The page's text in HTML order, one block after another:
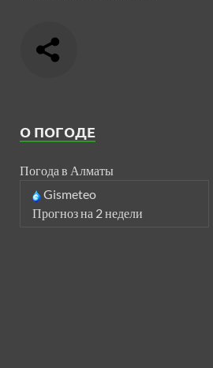
О ПОГОДЕ
Погода в Алматы
Gismeteo
Прогноз на 2 недели